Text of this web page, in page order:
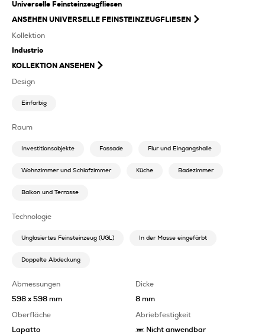
Universelle Feinsteinzeugfliesen
ANSEHEN UNIVERSELLE FEINSTEINZEUGFLIESEN
Kollektion
Industrio
KOLLEKTION ANSEHEN
Design
Einfarbig
Raum
Investitionsobjekte Fassade Flur und Eingangshalle
Wohnzimmer und Schlafzimmer Küche Badezimmer
Balkon und Terrasse
Technologie
Unglasiertes Feinsteinzeug (UGL) In der Masse eingefärbt
Doppelte Abdeckung
Abmessungen
598 x 598 mm
Dicke
8 mm
Oberfläche
Lapatto
Abriebfestigkeit
Nicht anwendbar